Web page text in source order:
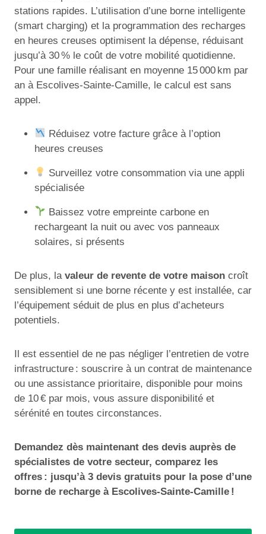
stations rapides. L’utilisation d’une borne intelligente
(smart charging) et la programmation des recharges
en heures creuses optimisent la dépense, réduisant
jusqu’à 30 % le coût de votre mobilité quotidienne.
Pour une famille réalisant en moyenne 15 000 km par
an à Escolives-Sainte-Camille, le calcul est sans
appel.
Réduisez votre facture grâce à l’option
heures creuses
Surveillez votre consommation via une appli
spécialisée
Baissez votre empreinte carbone en
rechargeant la nuit ou avec vos panneaux
solaires, si présents
De plus, la valeur de revente de votre maison croît
sensiblement si une borne récente y est installée, car
l’équipement séduit de plus en plus d’acheteurs
potentiels.
Il est essentiel de ne pas négliger l’entretien de votre
infrastructure : souscrire à un contrat de maintenance
ou une assistance prioritaire, disponible pour moins
de 10 € par mois, vous assure disponibilité et
sérénité en toutes circonstances.
Demandez dès maintenant des devis auprès de
spécialistes de votre secteur, comparez les
offres : jusqu’à 3 devis gratuits pour la pose d’une
borne de recharge à Escolives-Sainte-Camille !